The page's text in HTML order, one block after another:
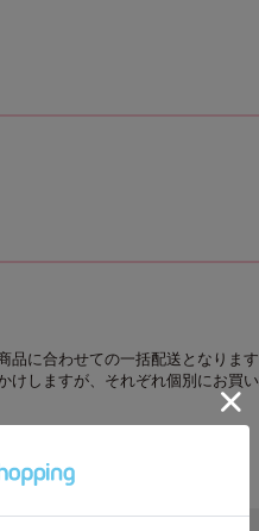
に合わせての一括配送となります
しますが、それぞれ個別にお買い